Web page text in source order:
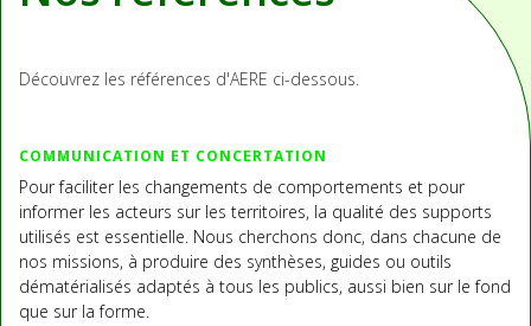
Découvrez les références d'AERE ci-dessous.
COMMUNICATION ET CONCERTATION
Pour faciliter les changements de comportements et pour
informer les acteurs sur les territoires, la qualité des supports
utilisés est essentielle. Nous cherchons donc, dans chacune de
nos missions, à produire des synthèses, guides ou outils
dématérialisés adaptés à tous les publics, aussi bien sur le fond
que sur la forme.